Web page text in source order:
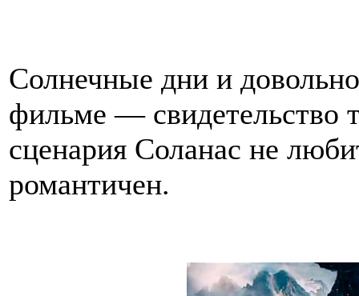
Солнечные дни и
фильме — свидетельство
сценария Соланас не
романтичен.